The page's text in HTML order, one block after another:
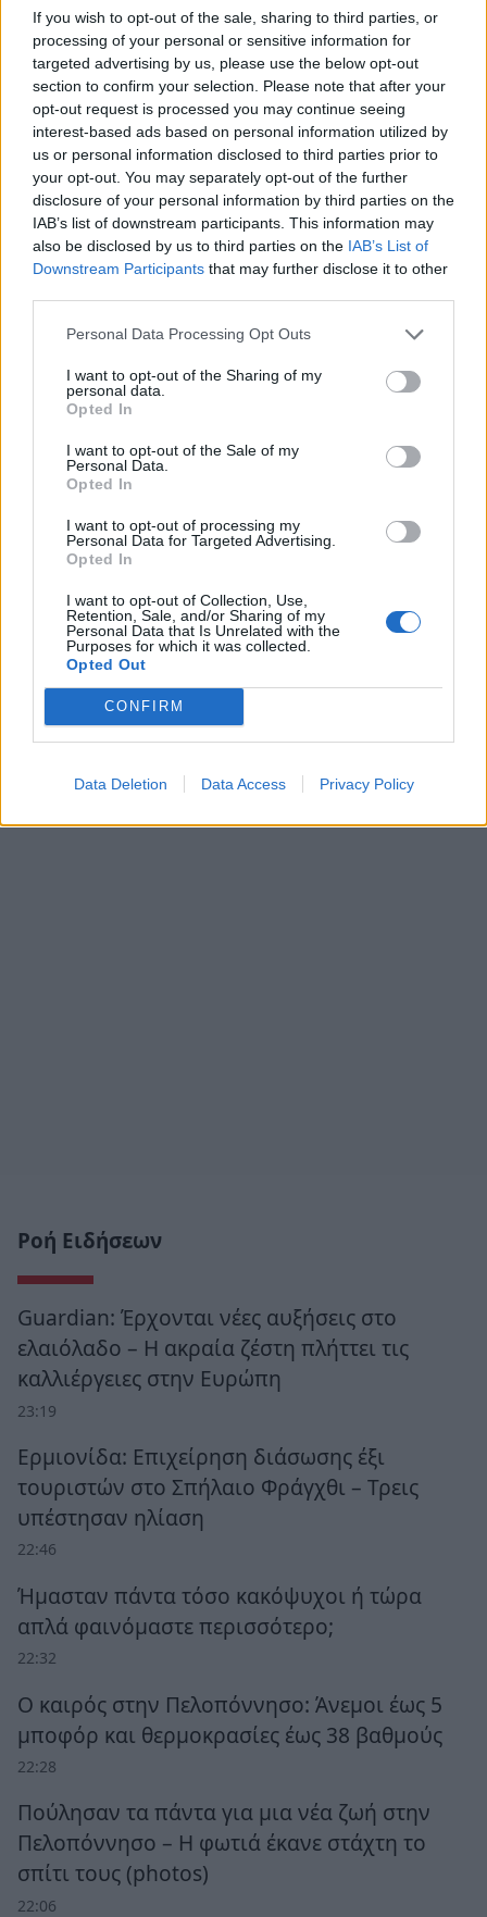
If you wish to opt-out of the sale, sharing to third parties, or
processing of your personal or sensitive information for
targeted advertising by us, please use the below opt-out
section to confirm your selection. Please note that after your
opt-out request is processed you may continue seeing
interest-based ads based on personal information utilized by
us or personal information disclosed to third parties prior to
your opt-out. You may separately opt-out of the further
disclosure of your personal information by third parties on the
IAB’s list of downstream participants. This information may
also be disclosed by us to third parties on the IAB’s List of
Downstream Participants that may further disclose it to other
Personal Data Processing Opt Outs
I want to opt-out of the Sharing of my
personal data.
Opted In
I want to opt-out of the Sale of my
Personal Data.
Opted In
I want to opt-out of processing my
Personal Data for Targeted Advertising.
Opted In
I want to opt-out of Collection, Use,
Retention, Sale, and/or Sharing of my
Personal Data that Is Unrelated with the
Purposes for which it was collected.
Opted Out
CONFIRM
Data Deletion Data Access Privacy Policy
ελεύθερο εμπόριο καινούριων ελαστικών
επισώτρων συνολικού ποσού είκοσι χιλιάδων
ερυώ (20.000€) και τοποθέτηση αυτών σε
υπηρεσιακά οχήματα της Α.Δ. Μεσσηνίας.
Ο διαγωνισμός θα διενεργηθεί στις28
Νοεμβρίου2011, ημέρα Δευτέρα και ώρα 10:00
στα γραφεία της Α.Δ. Μεσσηνίας. Οι προσφορές
που θα κατατίθενται μετά την ανωτέρω
ημερομηνία και ώρα θα είναι εκπρόθεσμες και
θα επιστρέφονται χωρίς να αποσφραγιστούν
τον Διαχειριστή Ανθ/μο Κρεμμύδα Μιχαήλ στο
τηλέφωνο 2721044612.
Ροή Ειδήσεων
Guardian: Έρχονται νέες αυξήσεις στο
ελαιόλαδο – Η ακραία ζέστη πλήττει τις
καλλιέργειες στην Ευρώπη
23:19
Ερμιονίδα: Επιχείρηση διάσωσης έξι
τουριστών στο Σπήλαιο Φράγχθι – Τρεις
υπέστησαν ηλίαση
22:46
Ήμασταν πάντα τόσο κακόψυχοι ή τώρα
απλά φαινόμαστε περισσότερο;
22:32
Ο καιρός στην Πελοπόννησο: Άνεμοι έως 5
μποφόρ και θερμοκρασίες έως 38 βαθμούς
22:28
Πούλησαν τα πάντα για μια νέα ζωή στην
Πελοπόννησο – Η φωτιά έκανε στάχτη το
σπίτι τους (photos)
22:06